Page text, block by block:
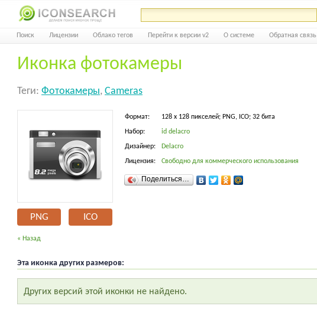
Поиск Лицензии Облако тегов Перейти к версии v2 О системе Обратная связь
Иконка фотокамеры
Теги: Фотокамеры, Cameras
PNG ICO
Формат: 128 x 128 пикселей; PNG, ICO; 32 бита
Набор: id delacro
Дизайнер: Delacro
Лицензия: Свободно для коммерческого использования
Поделиться…
« Назад
Эта иконка других размеров:
Других версий этой иконки не найдено.